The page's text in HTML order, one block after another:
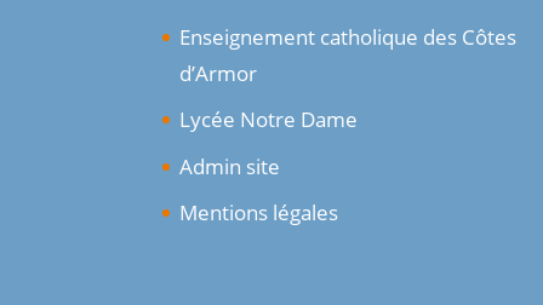
Enseignement catholique des Côtes
d’Armor
Lycée Notre Dame
Admin site
Mentions légales